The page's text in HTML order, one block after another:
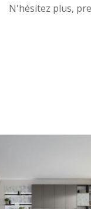
N'hésitez plus,